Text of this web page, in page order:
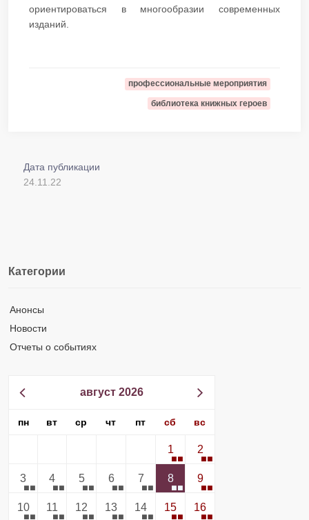
ориентироваться в многообразии современных
изданий.​​​​​​​
профессиональные мероприятия
библиотека книжных героев
Дата публикации
24.11.22
Категории
Анонсы
Новости
Отчеты о событиях
август 2026
пн вт ср чт пт сб вс
1 2
3 4 5 6 7 8 9
10 11 12 13 14 15 16